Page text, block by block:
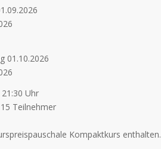
01.10.2026
Uhr
Teilnehmer
Kompaktkurs enthalten.